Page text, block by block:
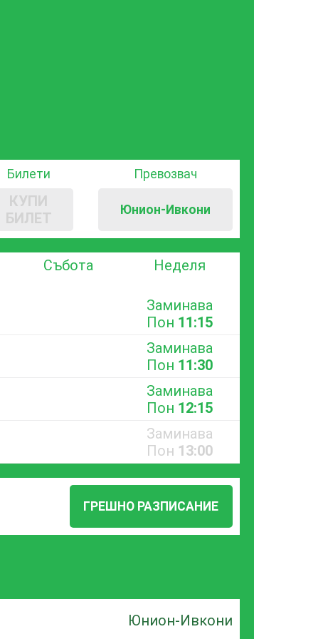
Билети
КУПИ
БИЛЕТ
Превозвач
Юнион-Ивкони
Събота Неделя
Заминава
Пон 11:15
Заминава
Пон 11:30
Заминава
Пон 12:15
Заминава
Пон 13:00
ГРЕШНО РАЗПИСАНИЕ
Юнион-Ивкони